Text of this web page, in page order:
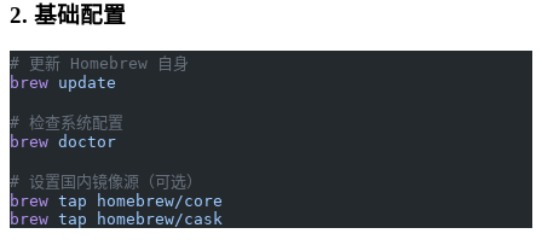
2. 基础配置
# 更新 Homebrew 自身
brew update
# 检查系统配置
brew doctor
# 设置国内镜像源（可选）
brew tap homebrew/core
brew tap homebrew/cask